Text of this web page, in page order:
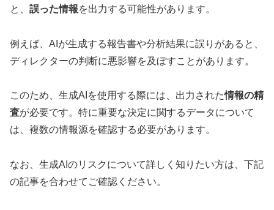
と、 誤った情報を出力する可能性があります。
例えば、AIが生成する報告書や分析結果に誤りがあると、
ディレクターの判断に悪影響を及ぼすことがあります。
このため、生成AIを使用する際には、出力された情報の精
査が必要です。特に重要な決定に関するデータについて
は、複数の情報源を確認する必要があります。
なお、生成AIのリスクについて詳しく知りたい方は、下記
の記事を合わせてご確認ください。